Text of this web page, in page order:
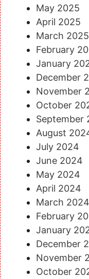
May 2025
April 2025
March 2025
February
January
December
November
October
September
August
July 2024
June 2024
May 2024
April 2024
March 2024
February
January
December
November
October